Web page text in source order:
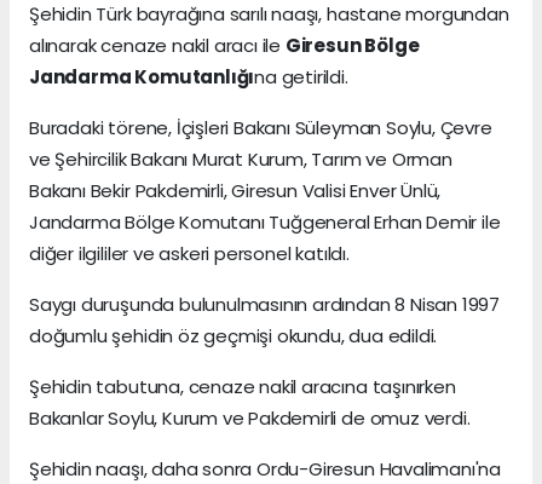
Şehidin Türk bayrağına sarılı naaşı, hastane morgundan
alınarak cenaze nakil aracı ile Giresun Bölge
Jandarma Komutanlığına getirildi.
Buradaki törene, İçişleri Bakanı Süleyman Soylu, Çevre
ve Şehircilik Bakanı Murat Kurum, Tarım ve Orman
Bakanı Bekir Pakdemirli, Giresun Valisi Enver Ünlü,
Jandarma Bölge Komutanı Tuğgeneral Erhan Demir ile
diğer ilgililer ve askeri personel katıldı.
Saygı duruşunda bulunulmasının ardından 8 Nisan 1997
doğumlu şehidin öz geçmişi okundu, dua edildi.
Şehidin tabutuna, cenaze nakil aracına taşınırken
Bakanlar Soylu, Kurum ve Pakdemirli de omuz verdi.
Şehidin naaşı, daha sonra Ordu-Giresun Havalimanı'na